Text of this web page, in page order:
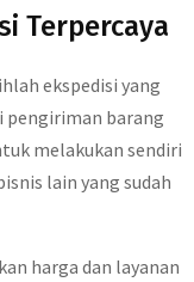
Terpercaya
ekspedisi yang
pengiriman barang
melakukan sendiri
lain yang sudah
harga dan layanan